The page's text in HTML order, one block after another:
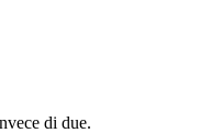
di due.